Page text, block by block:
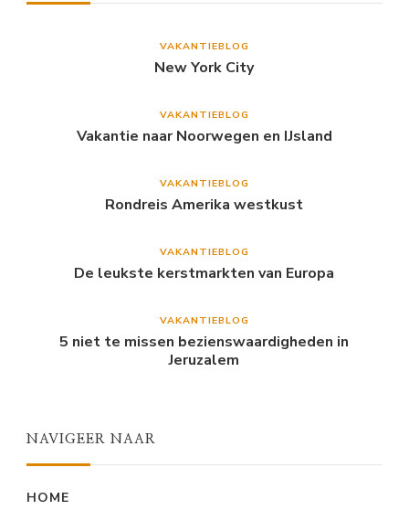
VAKANTIEBLOG
New York City
VAKANTIEBLOG
Vakantie naar Noorwegen en IJsland
VAKANTIEBLOG
Rondreis Amerika westkust
VAKANTIEBLOG
De leukste kerstmarkten van Europa
VAKANTIEBLOG
5 niet te missen bezienswaardigheden in
Jeruzalem
NAVIGEER NAAR
HOME